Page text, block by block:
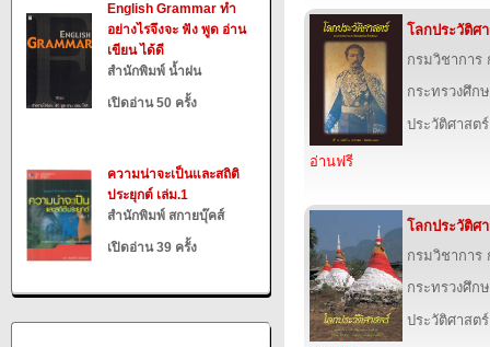
English Grammar ทำ
อย่างไรจึงจะ ฟัง พูด อ่าน
เขียน ได้ดี
สำนักพิมพ์ น้ำฝน
เปิดอ่าน 50 ครั้ง
ความน่าจะเป็นและสถิติ
ประยุกต์ เล่ม.1
สำนักพิมพ์ สกายบุ๊คส์
เปิดอ่าน 39 ครั้ง
โลกประวัติศ
กรมวิชาการ
กระทรวงศึก
ประวัติศาสต
อ่านฟรี
โลกประวัติศ
กรมวิชาการ
กระทรวงศึก
ประวัติศาสต